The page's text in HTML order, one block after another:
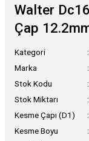
Walter
Çap
Kategori
Marka
Stok Kodu
Stok Miktarı
Kesme Çapı (D1)
Kesme Boyu